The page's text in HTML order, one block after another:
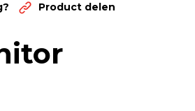
Product delen